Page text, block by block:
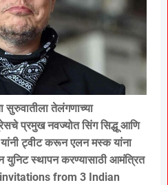
तेलंगणाच्या
प्रमुख नवज्योत सिंग सिद्धू आणि
यांनी ट्वीट करून एलन मस्क यांना
युनिट स्थापन करण्यासाठी आमंत्रित
from 3 Indian